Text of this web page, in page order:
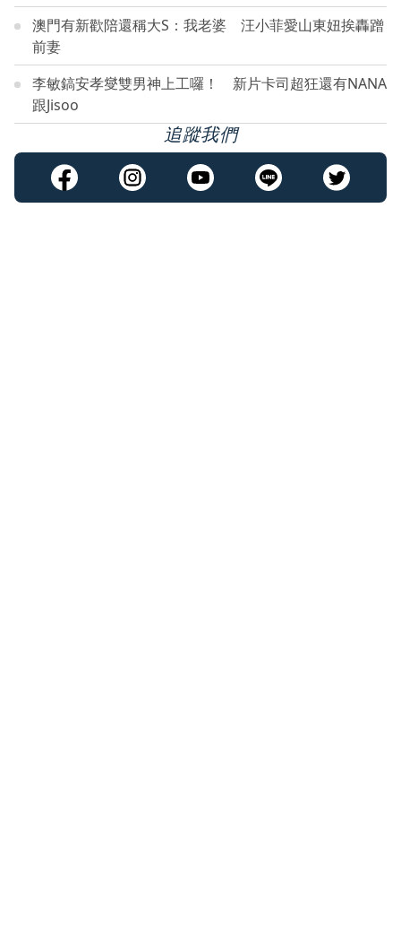
澳門有新歡陪還稱大S：我老婆 汪小菲愛山東妞挨轟蹭
前妻
李敏鎬安孝燮雙男神上工囉！ 新片卡司超狂還有NANA
跟Jisoo
追蹤我們